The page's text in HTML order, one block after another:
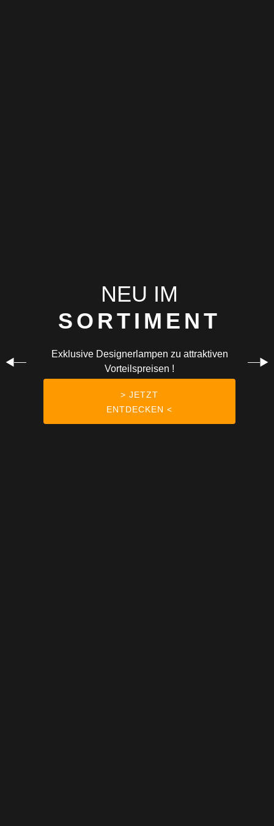
NEU IM
SORTIMENT
Exklusive Designerlampen zu attraktiven
Vorteilspreisen !
> JETZT
ENTDECKEN <